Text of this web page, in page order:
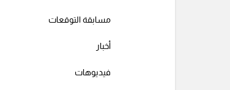
مسابقة التوقعات
أخبار
فيديوهات